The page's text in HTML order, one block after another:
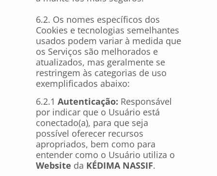
6.2. Os nomes específicos dos
Cookies e tecnologias semelhantes
usados podem variar à medida que
os Serviços são melhorados e
atualizados, mas geralmente se
restringem às categorias de uso
exemplificados abaixo:
6.2.1 Autenticação: Responsável
por indicar que o Usuário está
conectado(a), para que seja
possível oferecer recursos
apropriados, bem como para
entender como o Usuário utiliza o
Website da KÉDIMA NASSIF.